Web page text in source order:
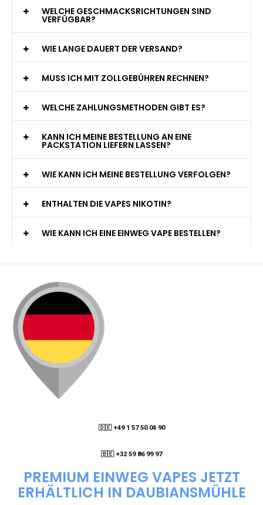
WELCHE GESCHMACKSRICHTUNGEN SIND
VERFÜGBAR?
WIE LANGE DAUERT DER VERSAND?
MUSS ICH MIT ZOLLGEBÜHREN RECHNEN?
WELCHE ZAHLUNGSMETHODEN GIBT ES?
KANN ICH MEINE BESTELLUNG AN EINE
PACKSTATION LIEFERN LASSEN?
WIE KANN ICH MEINE BESTELLUNG VERFOLGEN?
ENTHALTEN DIE VAPES NIKOTIN?
WIE KANN ICH EINE EINWEG VAPE BESTELLEN?
🇩🇪 +49 1 57 50 04 90
🇧🇪 +32 59 86 99 97
PREMIUM EINWEG VAPES JETZT
ERHÄLTLICH IN DAUBIANSMÜHLE